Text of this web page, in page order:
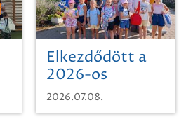
Elkezdődött a
2026-os
SpongyaBob
tábor!
2026.07.08.